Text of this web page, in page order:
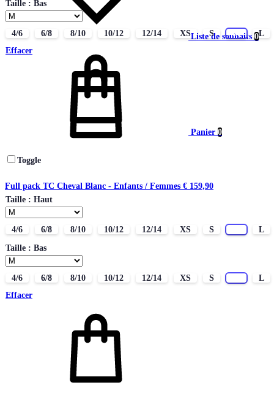
Liste de souhaits 0
Panier 0
Taille : Bas
4/6 6/8 8/10 10/12 12/14 XS S M
L
Effacer
Toggle
Full pack TC Cheval Blanc - Enfants / Femmes € 159,90
Taille : Haut
4/6 6/8 8/10 10/12 12/14 XS S
L
Taille : Bas
4/6 6/8 8/10 10/12 12/14 XS S
L
Effacer